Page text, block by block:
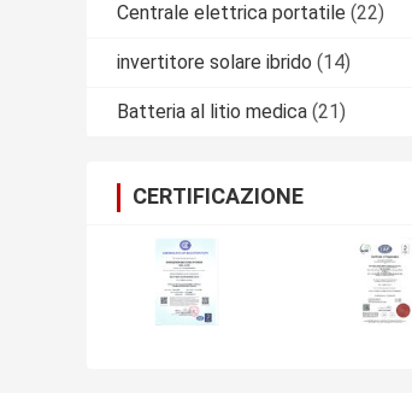
Centrale elettrica portatile (22)
invertitore solare ibrido (14)
Batteria al litio medica (21)
CERTIFICAZIONE